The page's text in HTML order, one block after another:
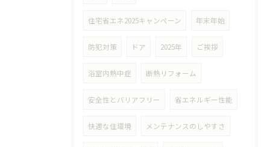
住宅省エネ2025キャンペーン 年末年始
防犯対策 ドア 2025年 ご挨拶
浴室内熱中症 断熱リフォーム
安全性とバリアフリー 省エネルギー性能
快適な住環境 メンテナンスのしやすさ